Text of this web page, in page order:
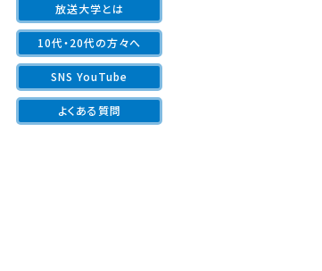
放送大学とは
10代・20代の方々へ
SNS YouTube
よくある質問